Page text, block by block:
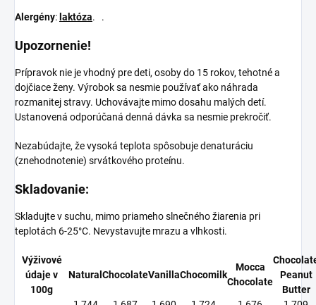
Alergény: laktóza. .
Upozornenie!
Prípravok nie je vhodný pre deti, osoby do 15 rokov, tehotné a
dojčiace ženy. Výrobok sa nesmie používať ako náhrada
rozmanitej stravy. Uchovávajte mimo dosahu malých detí.
Ustanovená odporúčaná denná dávka sa nesmie prekročiť.
Nezabúdajte, že vysoká teplota spôsobuje denaturáciu
(znehodnotenie) srvátkového proteínu.
Skladovanie:
Skladujte v suchu, mimo priameho slnečného žiarenia pri
teplotách 6-25°C. Nevystavujte mrazu a vlhkosti.
Výživové
údaje v
100g
Natural ChocolateVanillaChocomilk
Mocca
Chocolate
Peanut
Butter